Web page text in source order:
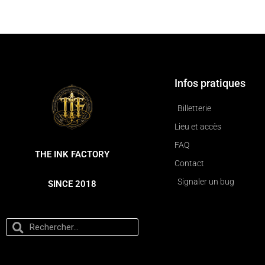
THE INK FACTORY
SINCE 2018
Infos pratiques
Billetterie
Lieu et accès
FAQ
Contact
Signaler un bug